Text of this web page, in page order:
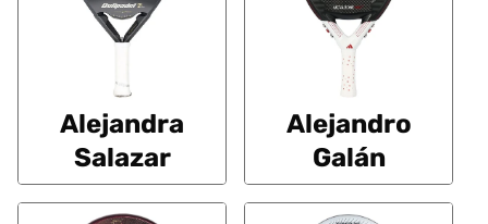
Alejandra
Salazar
Alejandro
Galán